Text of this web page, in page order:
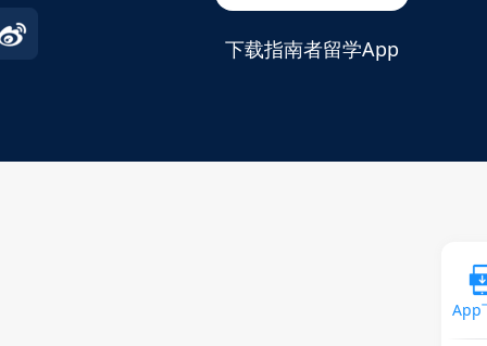
下载指南者留学App
App